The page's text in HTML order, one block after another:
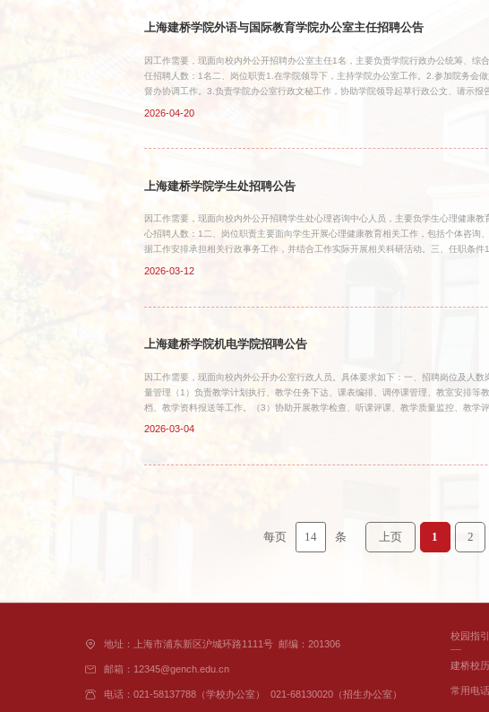
上海建桥学院外语与国际教育学院办公室主任招聘公告
因工作需要，现面向校内外公开招聘办公室主任1名，主要负责学院行政办公统筹、
任招聘人数：1名二、岗位职责1.在学院领导下，主持学院办公室工作。2.参加院务会
督办协调工作。3.负责学院办公室行政文秘工作，协助学院领导起草行政公文、请示
全检查。10.负责本院行政印章管理。11.负责学院组织召开的有关会议的会务组织工作
2026-04-20
上海建桥学院学生处招聘公告
因工作需要，现面向校内外公开招聘学生处心理咨询中心人员，主要负学生心理健康
心招聘人数：1二、岗位职责主要面向学生开展心理健康教育相关工作，包括个体咨询
据工作安排承担相关行政事务工作，并结合工作实际开展相关科研活动。三、任职条
教育、教学、咨询和科研工作；5、具有良好的沟通能力和团队合作精神，并能独立开
2026-03-12
上海建桥学院机电学院招聘公告
因工作需要，现面向校内外公开办公室行政人员。具体要求如下：一、招聘岗位及人
量管理（1）负责教学计划执行、教学任务下达、课表编排、调停课管理、教室安排
档、教学资料报送等工作。（3）协助开展教学检查、听课评课、教学质量监控、教学
过程跟踪。（2）协助推进产业学院、订单班、实习实训基地、校企共建课程等项目建
2026-03-04
每页 14 条 上页 1 2
地址：上海市浦东新区沪城环路1111号 邮编：201306
邮箱：12345@gench.edu.cn
电话：021-58137788（学校办公室） 021-68130020（招生办公室）
校园指引
建桥校历
常用电话